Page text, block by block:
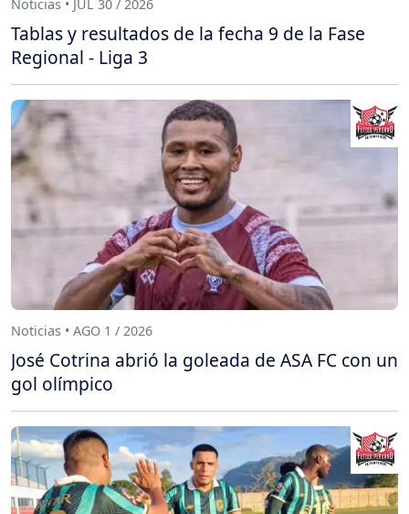
Noticias • JUL 30 / 2026
Tablas y resultados de la fecha 9 de la Fase
Regional - Liga 3
Noticias • AGO 1 / 2026
José Cotrina abrió la goleada de ASA FC con un
gol olímpico